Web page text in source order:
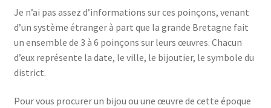
Je n’ai pas assez d’informations sur ces poinçons, venant
d’un système étranger à part que la grande Bretagne fait
un ensemble de 3 à 6 poinçons sur leurs œuvres. Chacun
d’eux représente la date, le ville, le bijoutier, le symbole du
district.
Pour vous procurer un bijou ou une œuvre de cette époque